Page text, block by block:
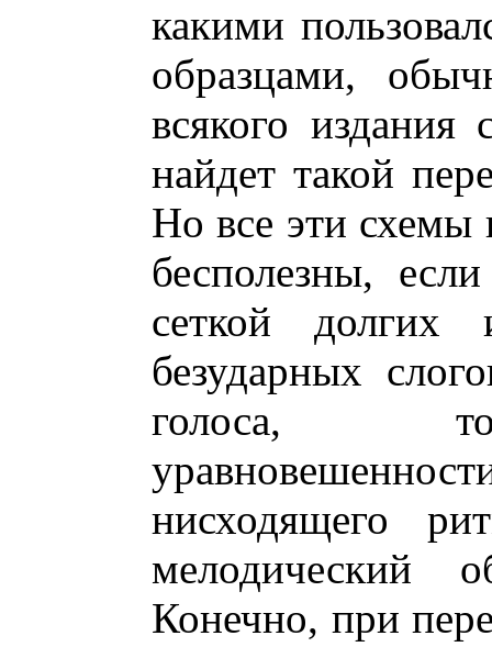
какими
образцами,
всякого издания
найдет такой
Но все эти схемы
бесполезны,
сеткой
безударных
голоса,
нисходящего
мелодический
Конечно, при